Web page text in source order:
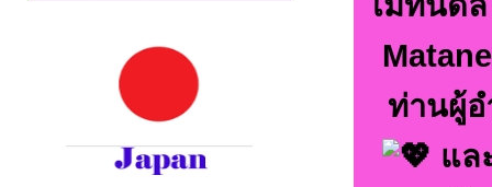
ท่านผู้
แล